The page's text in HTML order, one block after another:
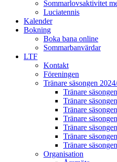
Sommarlovsaktivitet
Luciatennis
Kalender
Bokning
Boka bana online
Sommarbanvärdar
LTF
Kontakt
Föreningen
Tränare säsongen
Tränare
Tränare
Tränare
Tränare
Tränare
Tränare
Tränare
Organisation